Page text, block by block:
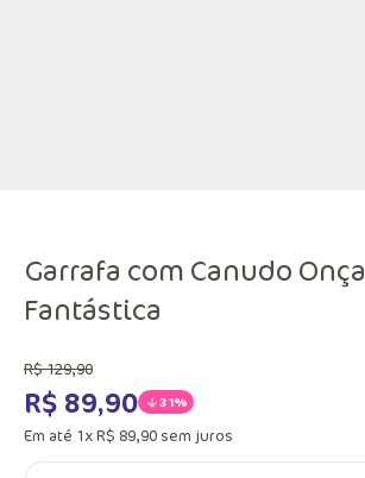
Garrafa com Canudo Onça
Fantástica
R$129,90
R$ 89,90 31%
Em até 1xR$ 89,90 sem juros